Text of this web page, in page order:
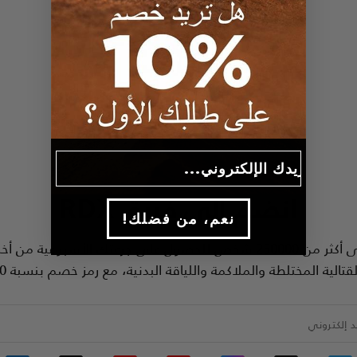
انضم إلى فريقRDX
انضم إلى أكثر من 250000 شخص للحصول على جرعتك الأسبوعية من
المختلطة والملاكمة واللياقة البدنية، مع رمز خصم بنسبة 10%.
إلكتروني
!نعم، من فضلك